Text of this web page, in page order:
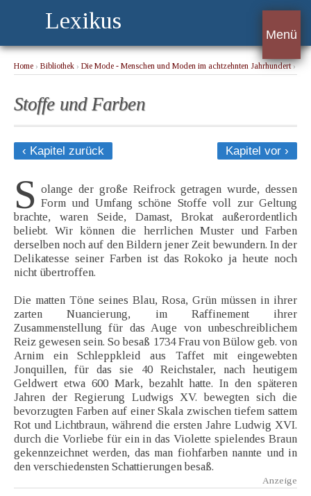
Lexikus
Menü
Home › Bibliothek › Die Mode - Menschen und Moden im achtzehnten Jahrhundert›
Stoffe und Farben
‹ Kapitel zurück Kapitel vor ›
S olange der große Reifrock getragen wurde, dessen
Form und Umfang schöne Stoffe voll zur Geltung
brachte, waren Seide, Damast, Brokat außerordentlich
beliebt. Wir können die herrlichen Muster und Farben
derselben noch auf den Bildern jener Zeit bewundern. In der
Delikatesse seiner Farben ist das Rokoko ja heute noch
nicht übertroffen.
Die matten Töne seines Blau, Rosa, Grün müssen in ihrer
zarten Nuancierung, im Raffinement ihrer
Zusammenstellung für das Auge von unbeschreiblichem
Reiz gewesen sein. So besaß 1734 Frau von Bülow geb. von
Arnim ein Schleppkleid aus Taffet mit eingewebten
Jonquillen, für das sie 40 Reichstaler, nach heutigem
Geldwert etwa 600 Mark, bezahlt hatte. In den späteren
Jahren der Regierung Ludwigs XV. bewegten sich die
bevorzugten Farben auf einer Skala zwischen tiefem sattem
Rot und Lichtbraun, während die ersten Jahre Ludwig XVI.
durch die Vorliebe für ein in das Violette spielendes Braun
gekennzeichnet werden, das man fiohfarben nannte und in
den verschiedensten Schattierungen besaß.